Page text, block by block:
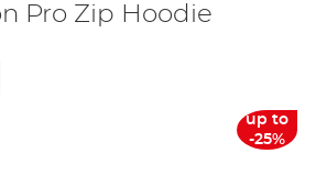
Pro Zip Hoodie
up to
-25%